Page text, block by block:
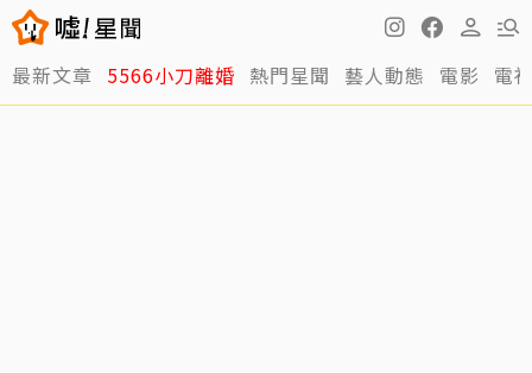
最新文章 5566小刀離婚 熱門星聞 藝人動態 電影 電